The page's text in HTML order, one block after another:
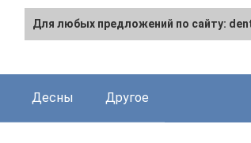
Десны Другое
Для любых предложений по сайту: